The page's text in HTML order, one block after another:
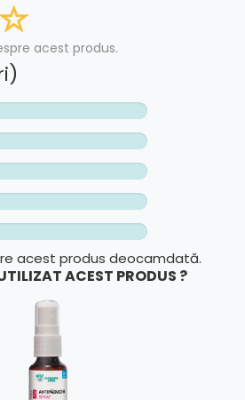
acest produs.
acest produs deocamdată.
ACEST PRODUS ?